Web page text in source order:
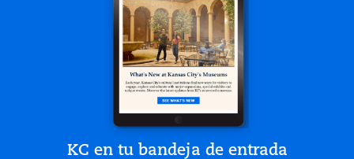
KC en tu bandeja de entrada